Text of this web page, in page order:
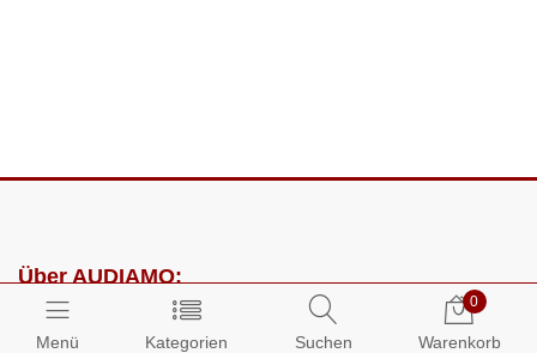
Menü Kategorien Suchen
0
Warenkorb
Über AUDIAMO:
Impressum